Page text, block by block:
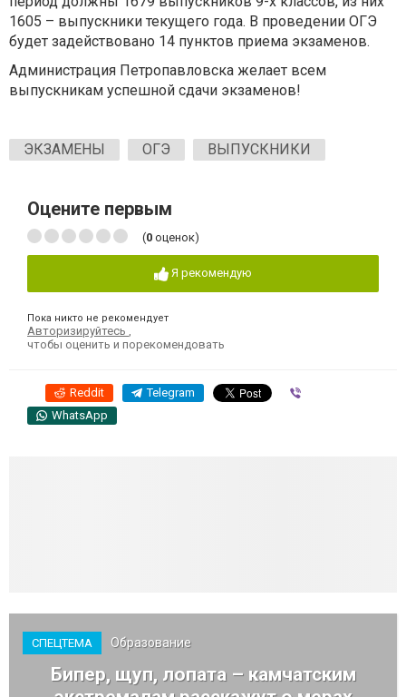
1605 – выпускники текущего года. В проведении ОГЭ
будет задействовано 14 пунктов приема экзаменов.
Администрация Петропавловска желает всем
выпускникам успешной сдачи экзаменов!
ЭКЗАМЕНЫ ОГЭ ВЫПУСКНИКИ
Оцените первым
(0 оценок)
Я рекомендую
Пока никто не рекомендует
Авторизируйтесь
чтобы оценить и порекомендовать
Reddit Telegram
WhatsApp
СПЕЦТЕМА Образование
Бипер, щуп, лопата – камчатским